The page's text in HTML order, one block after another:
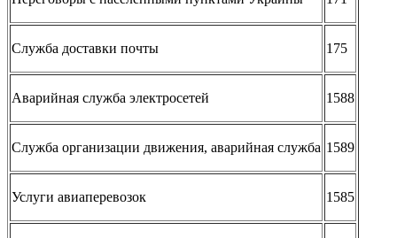
Служба доставки почты 175
Аварийная служба электросетей 1588
Служба организации движения, аварийная служба 1589
Услуги авиаперевозок 1585